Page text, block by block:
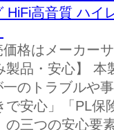
HiFi高音質 ハイ
価格はメーカー
製品・安心】
のトラブルや
で安心」「PL保
の三つの安心要